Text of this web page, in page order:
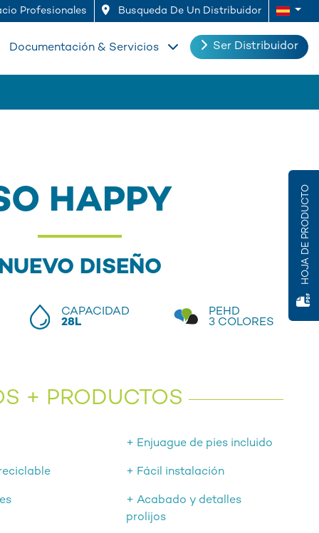
Profesionales Busqueda De Un Distribuidor
Ser Distribuidor
Documentación & Servicios
HAPPY
DISEÑO
CAPACIDAD
28L
PEHD
3 COLORES
+ PRODUCTOS
+ Enjuague de pies incluido
+ Fácil instalación
+ Acabado y detalles
prolijos
HOJA DE PRODUCTO